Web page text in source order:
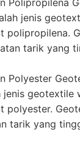
jenis
polipropilena.
tarik yang
Polyester
jenis geotextile
polyester.
tarik yang